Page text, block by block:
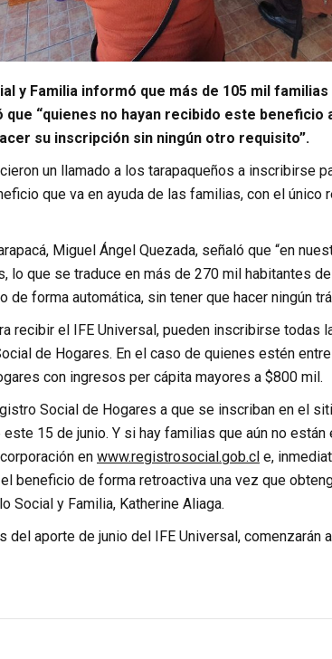
y Familia informó que más de 105 mil
“quienes no hayan recibido este beneficio
su inscripción sin ningún otro requisito”.
un llamado a los tarapaqueños a inscribirse
que va en ayuda de las familias, con el
Miguel Ángel Quezada, señaló que “en
lo que se traduce en más de 270 mil habitantes
forma automática, sin tener que hacer ningún
recibir el IFE Universal, pueden inscribirse todas
de Hogares. En el caso de quienes estén
con ingresos per cápita mayores a $800 mil.
Social de Hogares a que se inscriban en el
15 de junio. Y si hay familias que aún no
en www.registrosocial.gob.cl e,
beneficio de forma retroactiva una vez que
Social y Familia, Katherine Aliaga.
del aporte de junio del IFE Universal,